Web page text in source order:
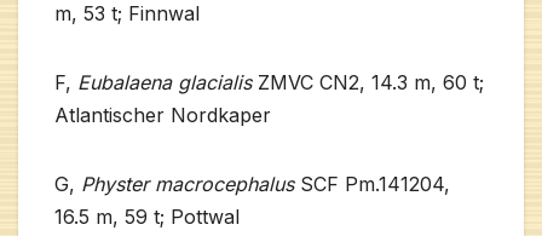
m, 53 t; Finnwal
F, Eubalaena glacialisZMVC CN2, 14.3 m, 60 t;
Atlantischer Nordkaper
G, Physter macrocephalus SCF Pm.141204,
16.5 m, 59 t; Pottwal